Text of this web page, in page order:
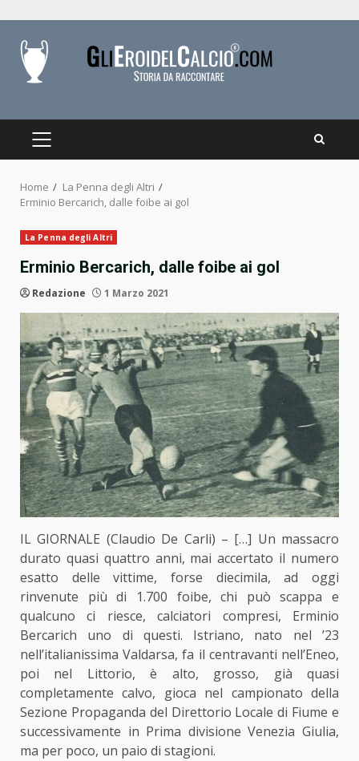
content
PRIMARY
Home
La Penna degli Altri
Erminio Bercarich, dalle foibe ai gol
La Penna degli Altri
Erminio Bercarich, dalle foibe ai gol
Redazione 1 Marzo 2021
IL GIORNALE (Claudio De Carli) – […] Un massacro
durato quasi quattro anni, mai accertato il numero
esatto delle vittime, forse diecimila, ad oggi
rinvenute più di 1.700 foibe, chi può scappa e
qualcuno ci riesce, calciatori compresi, Erminio
Bercarich uno di questi. Istriano, nato nel ’23
nell’italianissima Valdarsa, fa il centravanti nell’Eneo,
poi nel Littorio, è alto, grosso, già quasi
completamente calvo, gioca nel campionato della
Sezione Propaganda del Direttorio Locale di Fiume e
successivamente in Prima divisione Venezia Giulia,
ma per poco, un paio di stagioni.